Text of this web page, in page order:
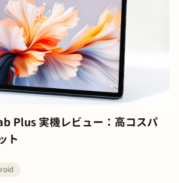
Plus 実機レビュー：高コスパ
ト